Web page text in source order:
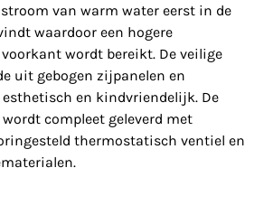
van warm water eerst in de
waardoor een hogere
wordt bereikt. De veilige
uit gebogen zijpanelen en
esthetisch en kindvriendelijk. De
wordt compleet geleverd met
thermostatisch ventiel en